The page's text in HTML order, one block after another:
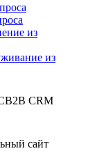
из
из
B2B CRM
сайт